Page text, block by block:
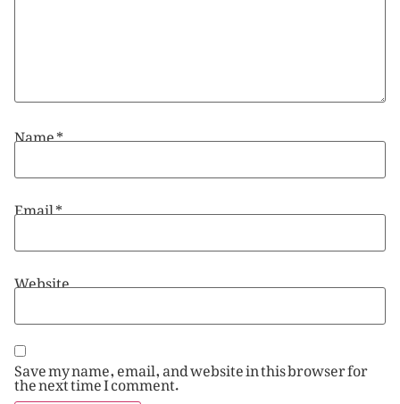
Name*
Email*
Website
Save my name, email, and website in this browser for
the next time I comment.